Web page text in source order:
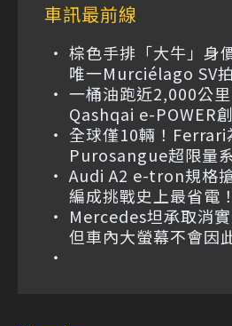
車訊最前線
棕色手排「大牛」身
唯一Murciélago SV
一桶油跑近2,000公
Qashqai e-POWER
全球僅10輛！Ferrari
Purosangue超限量
Audi A2 e-tron規格
編成挑戰史上最省電！
Mercedes坦承取消
但車內大螢幕不會因